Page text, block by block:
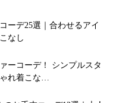
ーデ25選｜合わせるアイ
なし
ーコーデ！ シンプルスタ
れ着こな…